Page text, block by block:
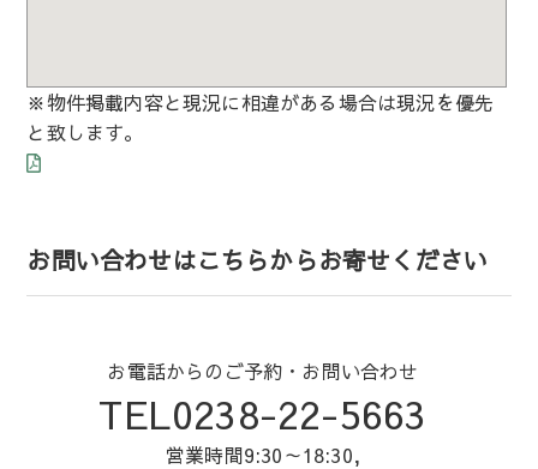
※物件掲載内容と現況に相違がある場合は現況を優先
と致します。
お問い合わせはこちらからお寄せください
お電話からのご予約・お問い合わせ
TEL0238-22-5663
営業時間9:30～18:30,